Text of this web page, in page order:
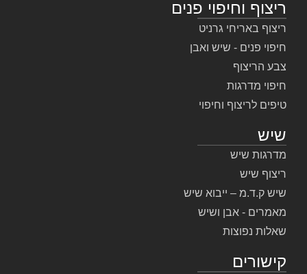
ריצוף וחיפוי פנים
ריצוף באריחי גרניט
חיפוי פנים - שיש ואבן
צבע הריצוף
חיפוי מדרגות
טיפים לריצוף וחיפוי
שיש
מדרגות שיש
ריצוף שיש
שיש ק.ד.מ – ייבוא שיש
מאמרים - אבן ושיש
שאלות נפוצות
קישורים